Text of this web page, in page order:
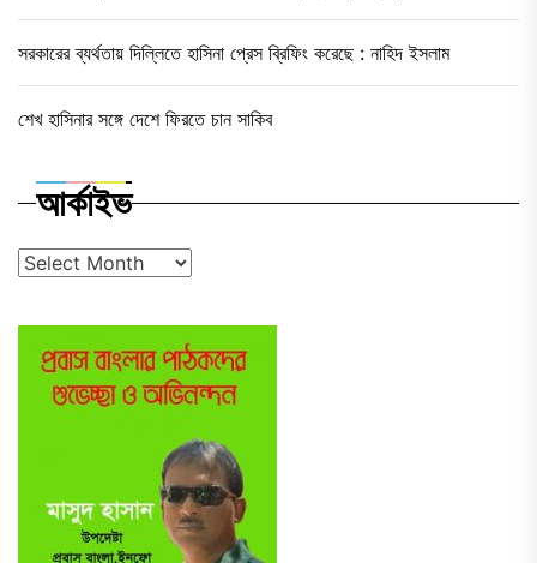
সরকারের ব্যর্থতায় দিল্লিতে হাসিনা প্রেস ব্রিফিং করেছে : নাহিদ ইসলাম
শেখ হাসিনার সঙ্গে দেশে ফিরতে চান সাকিব
আর্কাইভ
আর্কাইভ